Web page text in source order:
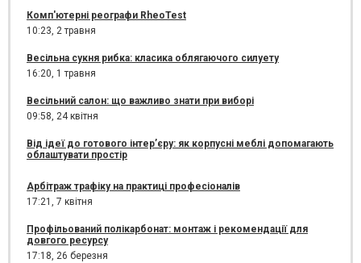
Комп'ютерні реографи RheoTest
10:23, 2 травня
Весільна сукня рибка: класика облягаючого силуету
16:20, 1 травня
Весільний салон: що важливо знати при виборі
09:58, 24 квітня
Від ідеї до готового інтер’єру: як корпусні меблі допомагають
облаштувати простір
Арбітраж трафіку на практиці професіоналів
17:21, 7 квітня
Профільований полікарбонат: монтаж і рекомендації для
довгого ресурсу
17:18, 26 березня